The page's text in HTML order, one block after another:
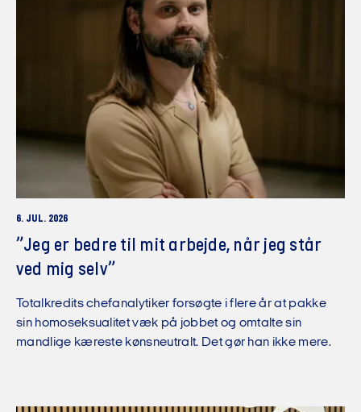
6. JUL. 2026
”Jeg er bedre til mit arbejde, når jeg står
ved mig selv”
Totalkredits chefanalytiker forsøgte i flere år at pakke
sin homoseksualitet væk på jobbet og omtalte sin
mandlige kæreste kønsneutralt. Det gør han ikke mere.